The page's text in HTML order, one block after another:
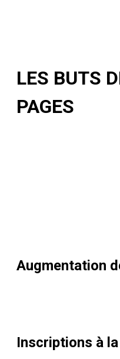
LES BUTS
PAGES
Augmentation
Inscriptions à